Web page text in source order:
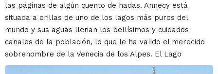
las páginas de algún cuento de hadas. Annecy está
situada a orillas de uno de los lagos más puros del
mundo y sus aguas llenan los bellísimos y cuidados
canales de la población, lo que le ha valido el merecido
sobrenombre de la Venecia de los Alpes. El Lago